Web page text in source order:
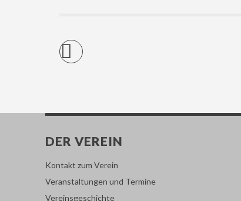
DER VEREIN
Kontakt zum Verein
Veranstaltungen und Termine
Vereinsgeschichte